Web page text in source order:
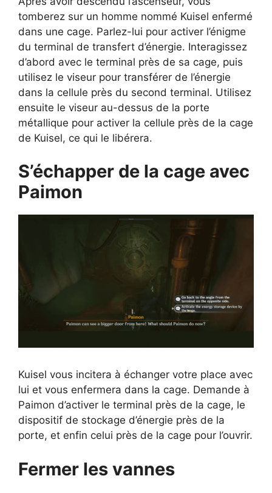
tomberez sur un homme nommé Kuisel enfermé
dans une cage. Parlez-lui pour activer l’énigme
du terminal de transfert d’énergie. Interagissez
d’abord avec le terminal près de sa cage, puis
utilisez le viseur pour transférer de l’énergie
dans la cellule près du second terminal. Utilisez
ensuite le viseur au-dessus de la porte
métallique pour activer la cellule près de la cage
de Kuisel, ce qui le libérera.
S’échapper de la cage avec
Paimon
Kuisel vous incitera à échanger votre place avec
lui et vous enfermera dans la cage. Demande à
Paimon d’activer le terminal près de la cage, le
dispositif de stockage d’énergie près de la
porte, et enfin celui près de la cage pour l’ouvrir.
Fermer les vannes